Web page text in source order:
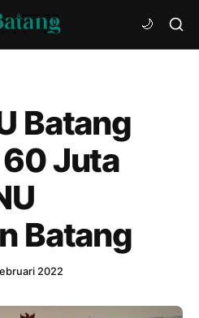
Batang
Juta
Batang
2022